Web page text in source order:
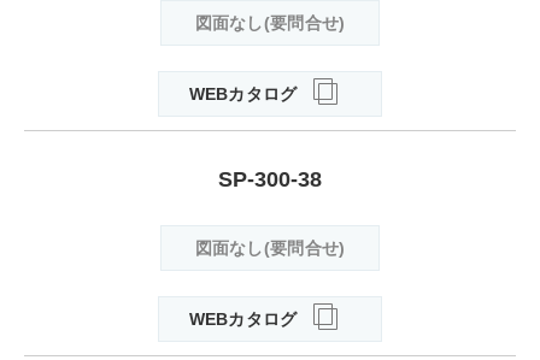
図面なし(要問合せ)
WEBカタログ
SP-300-38
図面なし(要問合せ)
WEBカタログ